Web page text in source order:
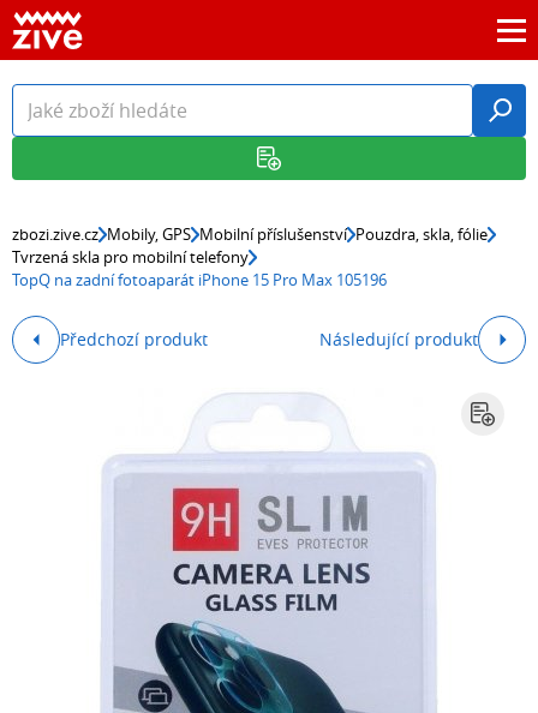
zbozi.zive.cz Mobily, GPS Mobilní příslušenství Pouzdra, skla, fólie
Tvrzená skla pro mobilní telefony
TopQ na zadní fotoaparát iPhone 15 Pro Max 105196
Předchozí produkt Následující produkt